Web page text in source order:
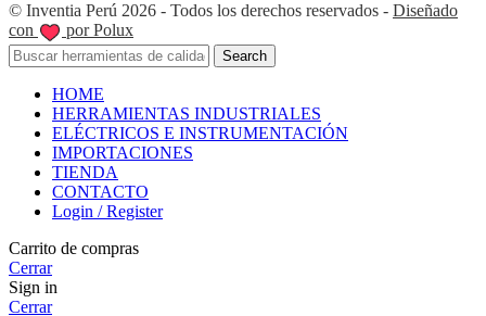
© Inventia Perú 2026 - Todos los derechos reservados - Diseñado
con
por Polux
Search
HOME
HERRAMIENTAS INDUSTRIALES
ELÉCTRICOS E INSTRUMENTACIÓN
IMPORTACIONES
TIENDA
CONTACTO
Login / Register
Carrito de compras
Cerrar
Sign in
Cerrar